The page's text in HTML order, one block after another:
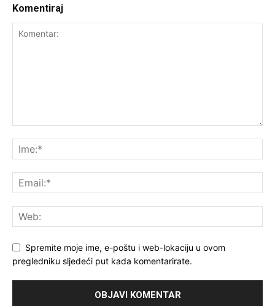
Komentiraj
Spremite moje ime, e-poštu i web-lokaciju u ovom
pregledniku sljedeći put kada komentarirate.